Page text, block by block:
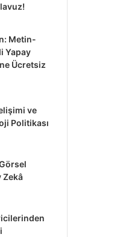
Metin-
Yapay
Ücretsiz
ve
Politikası
Zekâ